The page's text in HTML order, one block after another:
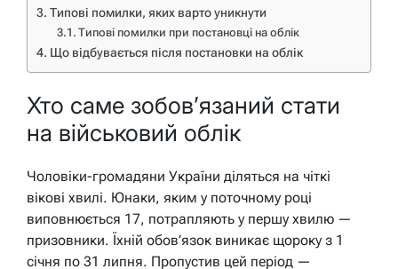
Типові помилки, яких варто уникнути
Типові помилки при постановці на облік
Що відбувається після постановки на облік
Хто саме зобов’язаний стати
на військовий облік
Чоловіки-громадяни України діляться на чіткі
вікові хвилі. Юнаки, яким у поточному році
виповнюється 17, потрапляють у першу хвилю —
призовники. Їхній обов’язок виникає щороку з 1
січня по 31 липня. Пропустив цей період —